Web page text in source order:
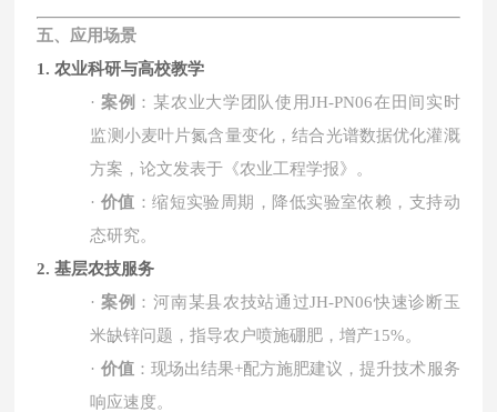
五、应用场景
1. 农业科研与高校教学
·案例 ：某农业大学团队使用JH-PN06在田间实时
监测小麦叶片氮含量变化，结合光谱数据优化灌溉
方案，论文发表于《农业工程学报》。
· 价值 ：缩短实验周期，降低实验室依赖，支持动
态研究。
2. 基层农技服务
·案例 ：河南某县农技站通过JH-PN06快速诊断玉
米缺锌问题，指导农户喷施硼肥，增产15%。
· 价值：现场出结果+配方施肥建议，提升技术服务
响应速度。